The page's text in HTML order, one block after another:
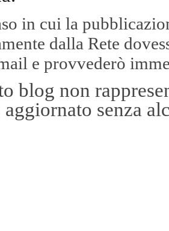
in cui la
dalla Rete
e provvederò
blog non
aggiornato senza